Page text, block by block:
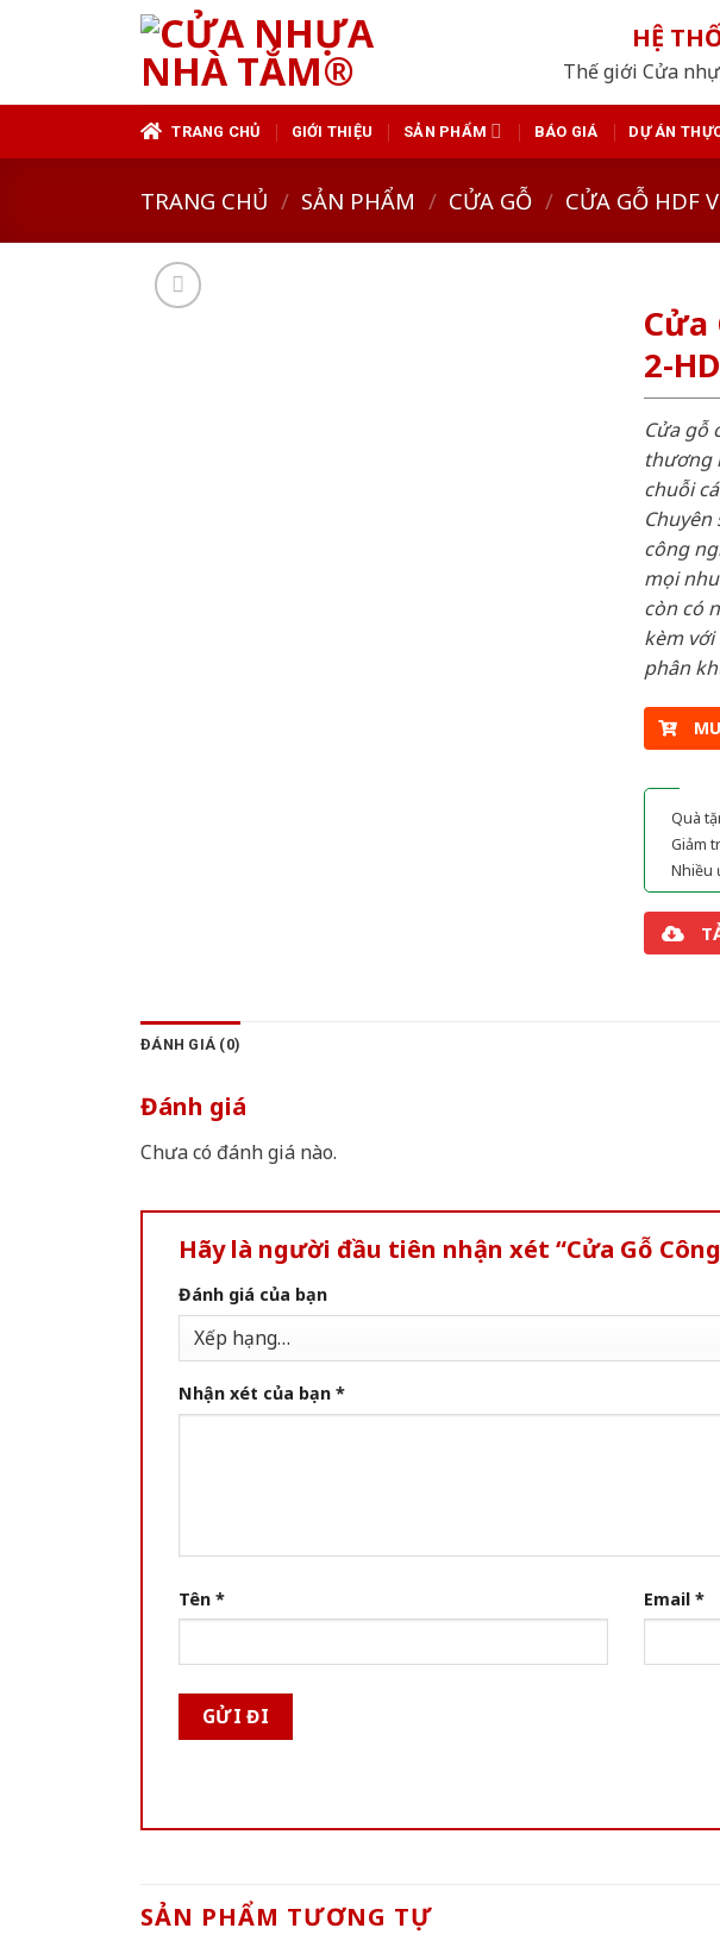
HỆ
Thế giới Cửa
TRANG CHỦ GIỚI THIỆU SẢN PHẨM BÁO GIÁ DỰ ÁN
TRANG CHỦ / SẢN PHẨM / CỬA GỖ / CỬA GỖ HDF
Cửa
2-
Cửa gỗ
thương
chuỗi
công
mọi
còn có
kèm với
phân
Quà
Giảm
Nhiều
ĐÁNH GIÁ (0)
Đánh giá
Chưa có đánh giá nào.
Hãy là người đầu tiên nhận xét “Cửa Gỗ Công
Đánh giá của bạn
Nhận xét của bạn *
Tên * Email *
SẢN PHẨM TƯƠNG TỰ